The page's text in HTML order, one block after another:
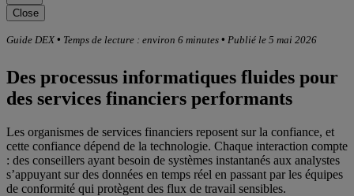
Close
Guide DEX • Temps de lecture : environ 6 minutes • Publié le 5 mai 2026
Des processus informatiques fluides pour
des services financiers performants
Les organismes de services financiers reposent sur la confiance, et
cette confiance dépend de la technologie. Chaque interaction compte
: des conseillers ayant besoin de systèmes instantanés aux analystes
s’appuyant sur des données en temps réel en passant par les équipes
de conformité qui protègent des flux de travail sensibles.